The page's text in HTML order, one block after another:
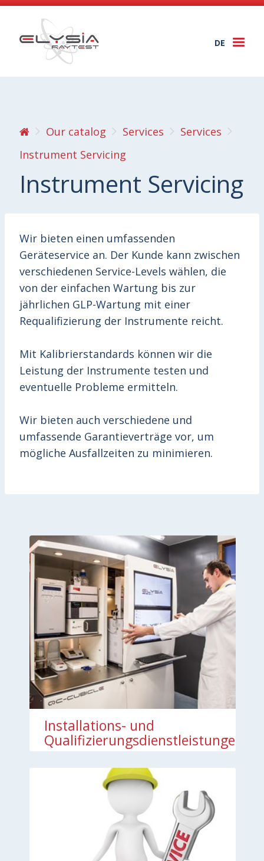
DE
Our catalog Services
Services
Instrument Servicing
Instrument Servicing
Wir bieten einen umfassenden
Geräteservice an. Der Kunde kann zwischen
verschiedenen Service-Levels wählen, die
von der einfachen Wartung bis zur
jährlichen GLP-Wartung mit einer
Requalifizierung der Instrumente reicht.
Mit Kalibrierstandards können wir die
Leistung der Instrumente testen und
eventuelle Probleme ermitteln.
Wir bieten auch verschiedene und
umfassende Garantieverträge vor, um
mögliche Ausfallzeiten zu minimieren.
Installations- und
Qualifizierungsdienstleistungen